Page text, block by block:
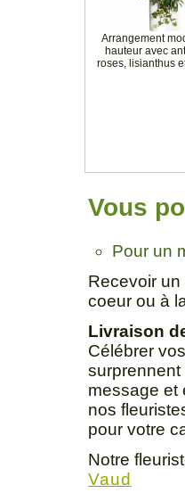
Arrangement
hauteur avec
roses, lisianthus
Vous
Pour un
Recevoir
coeur ou à
Livraison
Célébrer
surprennent
message et
nos
pour votre
Notre
Vaud